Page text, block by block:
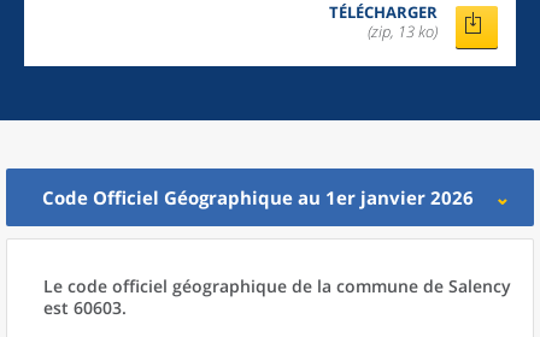
TÉLÉCHARGER
(zip, 13 ko)
Code Officiel Géographique au 1er janvier 2026
Le code officiel géographique de la commune de Salency
est 60603.